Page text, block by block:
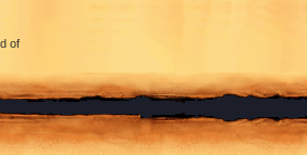
of